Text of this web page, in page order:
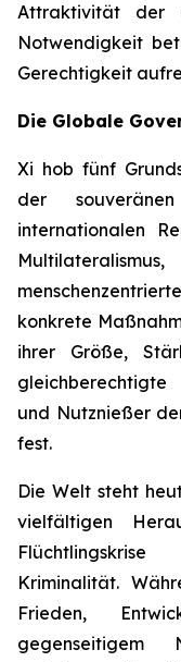
Attraktivität der
Notwendigkeit
Gerechtigkeit
Die Globale
Xi hob fünf
der
internationalen
konkrete
ihrer Größe,
gleichberechtigte
und Nutznießer
fest.
Die Welt steht
vielfältigen
Kriminalität.
Frieden,
gegenseitigem